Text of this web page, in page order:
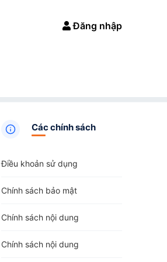
Đăng nhập
Các chính sách
Điều khoản sử dụng
Chính sách bảo mật
Chính sách nội dung
Chính sách nội dung